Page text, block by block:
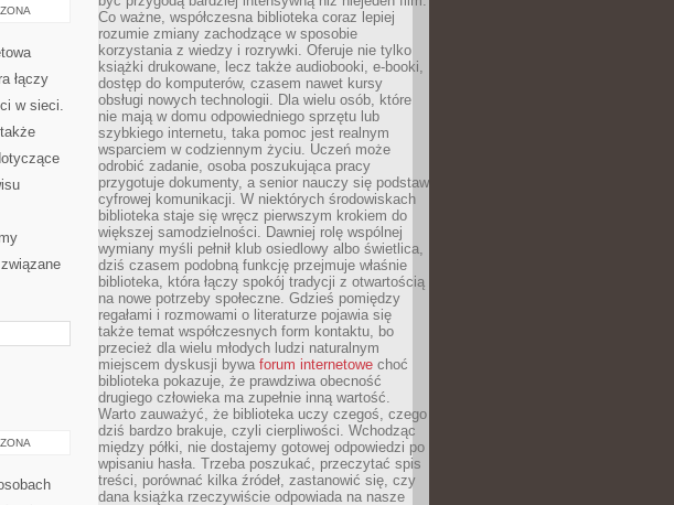
łączy
w sieci.
Co ważne, współczesna biblioteka coraz lepiej
rozumie zmiany zachodzące w sposobie
korzystania z wiedzy i rozrywki. Oferuje nie tylko
książki drukowane, lecz także audiobooki, e-booki,
dostęp do komputerów, czasem nawet kursy
obsługi nowych technologii. Dla wielu osób, które
nie mają w domu odpowiedniego sprzętu lub
szybkiego internetu, taka pomoc jest realnym
wsparciem w codziennym życiu. Uczeń może
odrobić zadanie, osoba poszukująca pracy
przygotuje dokumenty, a senior nauczy się podstaw
cyfrowej komunikacji. W niektórych środowiskach
biblioteka staje się wręcz pierwszym krokiem do
większej samodzielności. Dawniej rolę wspólnej
wymiany myśli pełnił klub osiedlowy albo świetlica,
dziś czasem podobną funkcję przejmuje właśnie
biblioteka, która łączy spokój tradycji z otwartością
na nowe potrzeby społeczne. Gdzieś pomiędzy
regałami i rozmowami o literaturze pojawia się
także temat współczesnych form kontaktu, bo
przecież dla wielu młodych ludzi naturalnym
miejscem dyskusji bywa forum internetowe choć
biblioteka pokazuje, że prawdziwa obecność
drugiego człowieka ma zupełnie inną wartość.
Warto zauważyć, że biblioteka uczy czegoś, czego
dziś bardzo brakuje, czyli cierpliwości. Wchodząc
między półki, nie dostajemy gotowej odpowiedzi po
wpisaniu hasła. Trzeba poszukać, przeczytać spis
treści, porównać kilka źródeł, zastanowić się, czy
dana książka rzeczywiście odpowiada na nasze